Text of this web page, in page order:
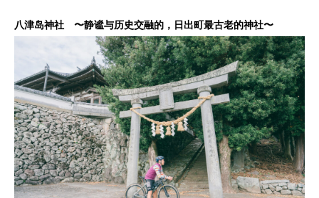
八津岛神社 〜静谧与历史交融的，日出町最古老的神社〜